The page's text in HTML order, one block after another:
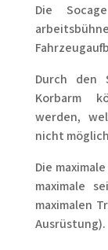
Die
Durch den
Korbarm
werden,
nicht
Die
maximale
maximalen
Ausrüstung).